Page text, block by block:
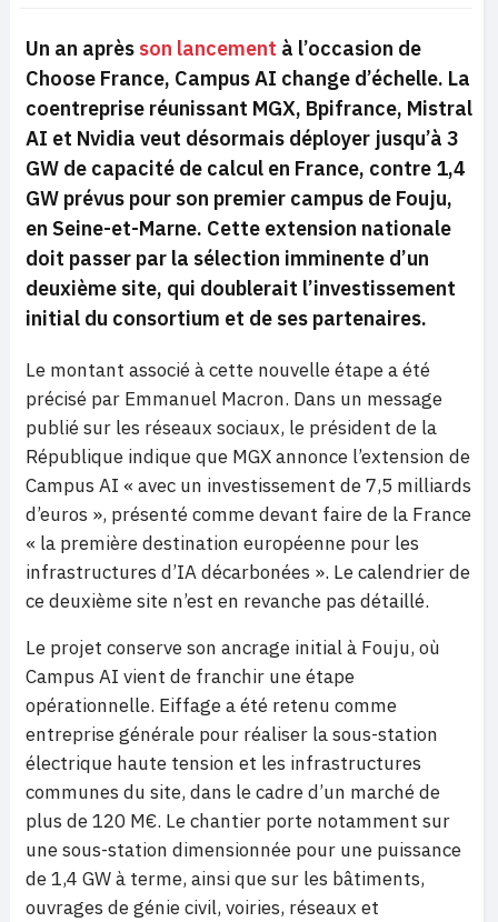
Un an après son lancement à l’occasion de
Choose France, Campus AI change d’échelle. La
coentreprise réunissant MGX, Bpifrance, Mistral
AI et Nvidia veut désormais déployer jusqu’à 3
GW de capacité de calcul en France, contre 1,4
GW prévus pour son premier campus de Fouju,
en Seine-et-Marne. Cette extension nationale
doit passer par la sélection imminente d’un
deuxième site, qui doublerait l’investissement
initial du consortium et de ses partenaires.
Le montant associé à cette nouvelle étape a été
précisé par Emmanuel Macron. Dans un message
publié sur les réseaux sociaux, le président de la
République indique que MGX annonce l’extension de
Campus AI « avec un investissement de 7,5 milliards
d’euros », présenté comme devant faire de la France
« la première destination européenne pour les
infrastructures d’IA décarbonées ». Le calendrier de
ce deuxième site n’est en revanche pas détaillé.
Le projet conserve son ancrage initial à Fouju, où
Campus AI vient de franchir une étape
opérationnelle. Eiffage a été retenu comme
entreprise générale pour réaliser la sous-station
électrique haute tension et les infrastructures
communes du site, dans le cadre d’un marché de
plus de 120 M€. Le chantier porte notamment sur
une sous-station dimensionnée pour une puissance
de 1,4 GW à terme, ainsi que sur les bâtiments,
ouvrages de génie civil, voiries, réseaux et